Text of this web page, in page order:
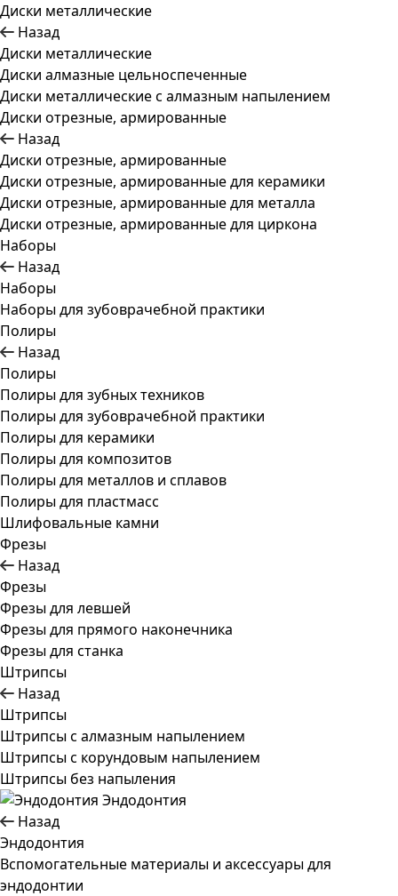
Диски металлические
Назад
Диски металлические
Диски алмазные цельноспеченные
Диски металлические с алмазным напылением
Диски отрезные, армированные
Назад
Диски отрезные, армированные
Диски отрезные, армированные для керамики
Диски отрезные, армированные для металла
Диски отрезные, армированные для циркона
Наборы
Назад
Наборы
Наборы для зубоврачебной практики
Полиры
Назад
Полиры
Полиры для зубных техников
Полиры для зубоврачебной практики
Полиры для керамики
Полиры для композитов
Полиры для металлов и сплавов
Полиры для пластмасс
Шлифовальные камни
Фрезы
Назад
Фрезы
Фрезы для левшей
Фрезы для прямого наконечника
Фрезы для станка
Штрипсы
Назад
Штрипсы
Штрипсы c алмазным напылением
Штрипсы c корундовым напылением
Штрипсы без напыления
Эндодонтия
Назад
Эндодонтия
Вспомогательные материалы и аксессуары для
эндодонтии